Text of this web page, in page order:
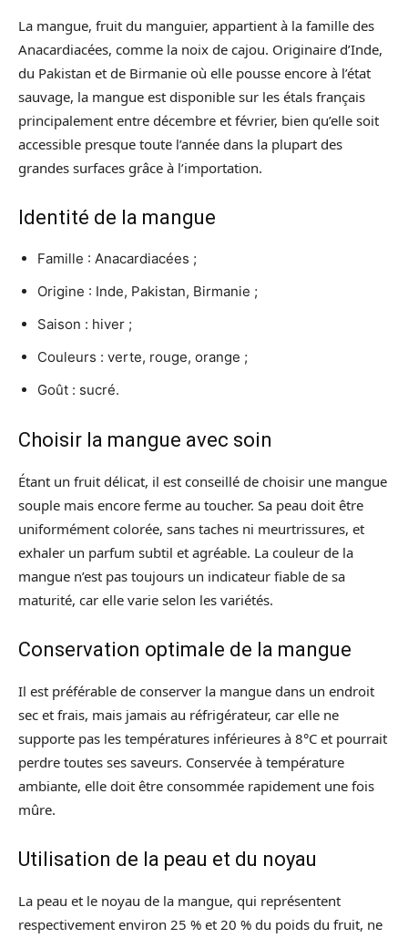
La mangue, fruit du manguier, appartient à la famille des
Anacardiacées, comme la noix de cajou. Originaire d’Inde,
du Pakistan et de Birmanie où elle pousse encore à l’état
sauvage, la mangue est disponible sur les étals français
principalement entre décembre et février, bien qu’elle soit
accessible presque toute l’année dans la plupart des
grandes surfaces grâce à l’importation.
Identité de la mangue
Famille : Anacardiacées ;
Origine : Inde, Pakistan, Birmanie ;
Saison : hiver ;
Couleurs : verte, rouge, orange ;
Goût : sucré.
Choisir la mangue avec soin
Étant un fruit délicat, il est conseillé de choisir une mangue
souple mais encore ferme au toucher. Sa peau doit être
uniformément colorée, sans taches ni meurtrissures, et
exhaler un parfum subtil et agréable. La couleur de la
mangue n’est pas toujours un indicateur fiable de sa
maturité, car elle varie selon les variétés.
Conservation optimale de la mangue
Il est préférable de conserver la mangue dans un endroit
sec et frais, mais jamais au réfrigérateur, car elle ne
supporte pas les températures inférieures à 8°C et pourrait
perdre toutes ses saveurs. Conservée à température
ambiante, elle doit être consommée rapidement une fois
mûre.
Utilisation de la peau et du noyau
La peau et le noyau de la mangue, qui représentent
respectivement environ 25 % et 20 % du poids du fruit, ne